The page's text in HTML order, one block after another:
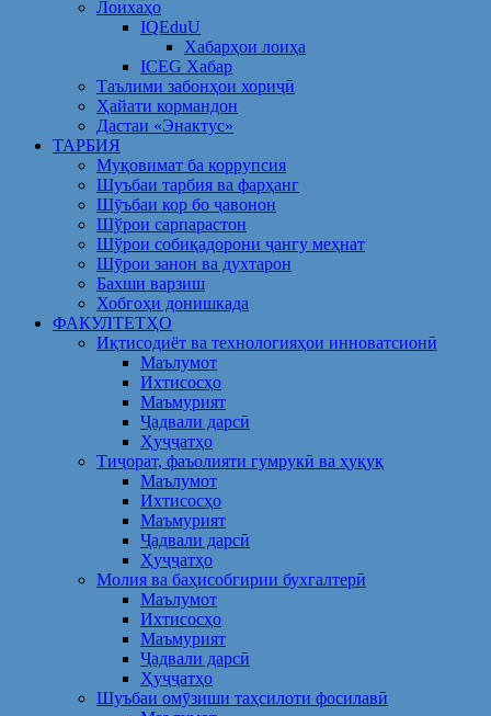
Лоихаҳо
IQEduU
Хабарҳои лоиҳа
ICEG Хабар
Таълими забонҳои хориҷӣ
Ҳайати кормандон
Дастаи «Энактус»
ТАРБИЯ
Муқовимат ба коррупсия
Шуъбаи тарбия ва фарҳанг
Шӯъбаи кор бо ҷавонон
Шўрои сарпарастон
Шўрои собиқадорони ҷангу меҳнат
Шӯрои занон ва духтарон
Бахши варзиш
Хобгоҳи донишкада
ФАКУЛТЕТҲО
Иқтисодиёт ва технологияҳои инноватсионӣ
Маълумот
Ихтисосҳо
Маъмурият
Ҷадвали дарсӣ
Ҳуҷҷатҳо
Тиҷорат, фаъолияти гумрукӣ ва ҳуқуқ
Маълумот
Ихтисосҳо
Маъмурият
Ҷадвали дарсӣ
Ҳуҷҷатҳо
Молия ва баҳисобгирии бухгалтерӣ
Маълумот
Ихтисосҳо
Маъмурият
Ҷадвали дарсӣ
Ҳуҷҷатҳо
Шуъбаи омӯзиши таҳсилоти фосилавӣ